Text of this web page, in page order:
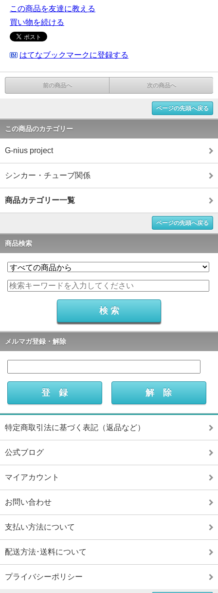
この商品を友達に教える
買い物を続ける
はてなブックマークに登録する
前の商品へ 次の商品へ
ページの先頭へ戻る
この商品のカテゴリー
G-nius project
シンカー・チューブ関係
商品カテゴリー一覧
ページの先頭へ戻る
商品検索
メルマガ登録・解除
特定商取引法に基づく表記（返品など）
公式ブログ
マイアカウント
お問い合わせ
支払い方法について
配送方法･送料について
プライバシーポリシー